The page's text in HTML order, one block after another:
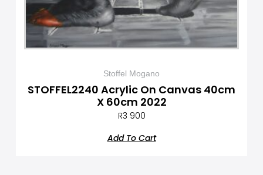
Stoffel Mogano
STOFFEL2240 Acrylic On Canvas 40cm
X 60cm 2022
R3 900
Add To Cart